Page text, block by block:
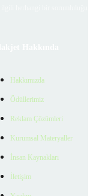
Hakkımızda
Ödüllerimiz
Reklam Çözümleri
Kurumsal Materyaller
İnsan Kaynakları
İletişim